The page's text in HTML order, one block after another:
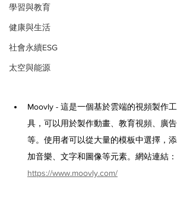
學習與教育
健康與生活
社會永續ESG
太空與能源
Moovly - 這是一個基於雲端的視頻製作工
具，可以用於製作動畫、教育視頻、廣告
等。使用者可以從大量的模板中選擇，添
加音樂、文字和圖像等元素。網站連結：
https://www.moovly.com/